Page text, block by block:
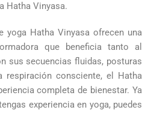
Hatha Vinyasa.
yoga Hatha Vinyasa ofrecen una
que beneficia tanto al
sus secuencias fluidas, posturas
respiración consciente, el Hatha
completa de bienestar. Ya
experiencia en yoga, puedes